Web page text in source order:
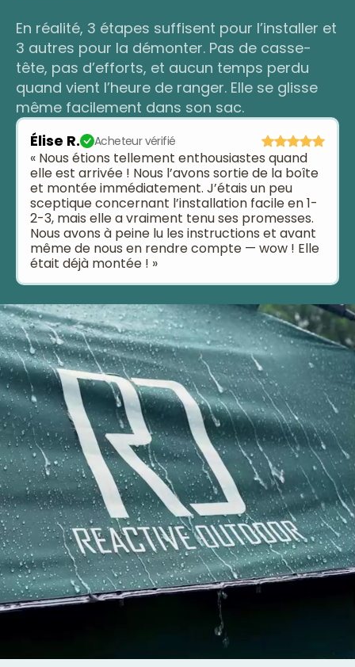
En réalité, 3 étapes suffisent pour l’installer et
3 autres pour la démonter. Pas de casse-
tête, pas d’efforts, et aucun temps perdu
quand vient l’heure de ranger. Elle se glisse
même facilement dans son sac.
Élise R.
Acheteur vérifié
« Nous étions tellement enthousiastes quand
elle est arrivée ! Nous l’avons sortie de la boîte
et montée immédiatement. J’étais un peu
sceptique concernant l’installation facile en 1-
2-3, mais elle a vraiment tenu ses promesses.
Nous avons à peine lu les instructions et avant
même de nous en rendre compte — wow ! Elle
était déjà montée ! »